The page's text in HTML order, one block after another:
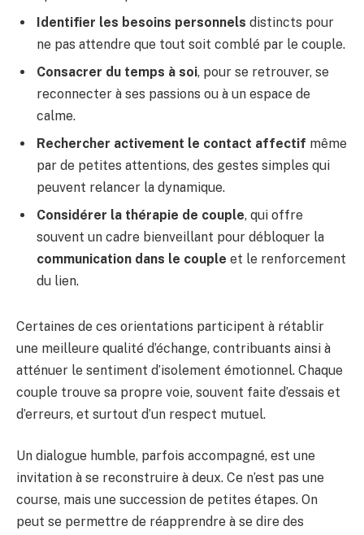
Identifier les besoins personnels distincts pour
ne pas attendre que tout soit comblé par le couple.
Consacrer du temps à soi, pour se retrouver, se
reconnecter à ses passions ou à un espace de
calme.
Rechercher activement le contact affectif même
par de petites attentions, des gestes simples qui
peuvent relancer la dynamique.
Considérer la thérapie de couple, qui offre
souvent un cadre bienveillant pour débloquer la
communication dans le couple et le renforcement
du lien.
Certaines de ces orientations participent à rétablir
une meilleure qualité d’échange, contribuants ainsi à
atténuer le sentiment d’isolement émotionnel. Chaque
couple trouve sa propre voie, souvent faite d’essais et
d’erreurs, et surtout d’un respect mutuel.
Un dialogue humble, parfois accompagné, est une
invitation à se reconstruire à deux. Ce n’est pas une
course, mais une succession de petites étapes. On
peut se permettre de réapprendre à se dire des